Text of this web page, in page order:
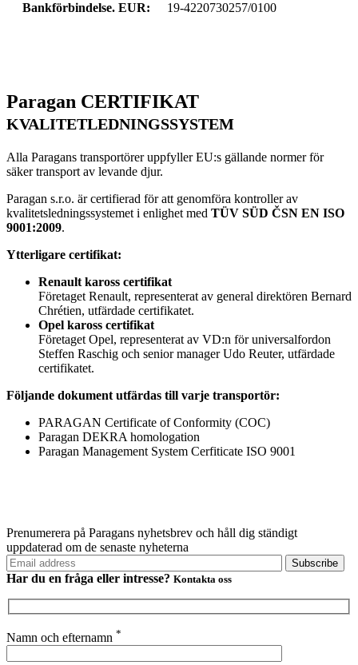
Bankförbindelse. EUR:
19-4220730257/0100
Paragan CERTIFIKAT
KVALITETLEDNINGSSYSTEM
Alla Paragans transportörer uppfyller EU:s gällande normer för
säker transport av levande djur.
Paragan s.r.o. är certifierad för att genomföra kontroller av
kvalitetsledningssystemet i enlighet med TÜV SÜD ČSN EN ISO
9001:2009.
Ytterligare certifikat:
Renault kaross certifikat
Företaget Renault, representerat av general direktören Bernard
Chrétien, utfärdade certifikatet.
Opel kaross certifikat
Företaget Opel, representerat av VD:n för universalfordon
Steffen Raschig och senior manager Udo Reuter, utfärdade
certifikatet.
Följande dokument utfärdas till varje transportör:
PARAGAN Certificate of Conformity (COC)
Paragan DEKRA homologation
Paragan Management System Cerfiticate ISO 9001
Prenumerera på Paragans nyhetsbrev och håll dig ständigt
uppdaterad om de senaste nyheterna
Har du en fråga eller intresse? Kontakta oss
Namn och efternamn *